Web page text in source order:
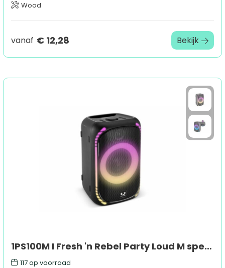
Wood
vanaf € 12,28 Bekijk
1PS100M I Fresh 'n Rebel Party Loud M speaker
117op voorraad